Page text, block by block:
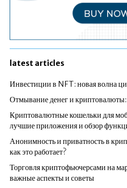
latest articles
Инвестиции в NFT: новая волна
Отмывание денег и
Криптовалютные кошельки для
лучшие приложения и обзор
Анонимность и приватность в
как это работает?
Торговля криптофьючерсами на
важные аспекты и советы